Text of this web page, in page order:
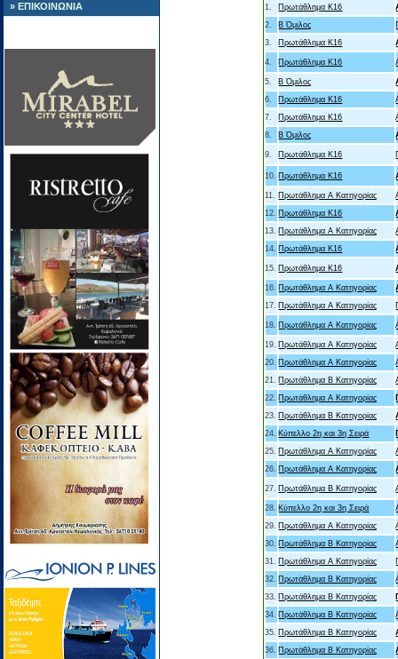
» ΕΠΙΚΟΙΝΩΝΙΑ
1.
Πρωτάθλημα Κ16
2.
Β Όμιλος
3.
Πρωτάθλημα Κ16
4. Πρωτάθλημα Κ16
5. Β Όμιλος
6.
Πρωτάθλημα Κ16
7.
Πρωτάθλημα Κ16
8.
Β Όμιλος
9. Πρωτάθλημα Κ16
10. Πρωτάθλημα Κ16
11. Πρωτάθλημα Α Κατηγορίας
12. Πρωτάθλημα Κ16
13. Πρωτάθλημα Α Κατηγορίας
14. Πρωτάθλημα Κ16
15. Πρωτάθλημα Κ16
16. Πρωτάθλημα Α Κατηγορίας
17. Πρωτάθλημα Α Κατηγορίας
18. Πρωτάθλημα Α Κατηγορίας
19. Πρωτάθλημα Α Κατηγορίας
20. Πρωτάθλημα Α Κατηγορίας
21. Πρωτάθλημα Β Κατηγορίας
22. Πρωτάθλημα Α Κατηγορίας
23. Πρωτάθλημα Β Κατηγορίας
24. Κύπελλο 2η και 3η Σειρά
25. Πρωτάθλημα Α Κατηγορίας
26. Πρωτάθλημα Α Κατηγορίας
27. Πρωτάθλημα Β Κατηγορίας
28. Κύπελλο 2η και 3η Σειρά
29. Πρωτάθλημα Α Κατηγορίας
30. Πρωτάθλημα Β Κατηγορίας
31. Πρωτάθλημα Α Κατηγορίας
32. Πρωτάθλημα Β Κατηγορίας
33. Πρωτάθλημα Β Κατηγορίας
34. Πρωτάθλημα Β Κατηγορίας
35. Πρωτάθλημα Β Κατηγορίας
36. Πρωτάθλημα Β Κατηγορίας